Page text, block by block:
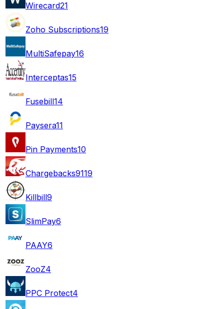
Wirecard21
Zoho Subscriptions19
MultiSafepay16
Interceptas15
Fusebill14
Paysera11
Pin Payments10
Chargebacks9119
Killbill9
SlimPay6
PAAY6
ZooZ4
PPC Protect4